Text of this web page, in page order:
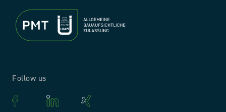
Follow us